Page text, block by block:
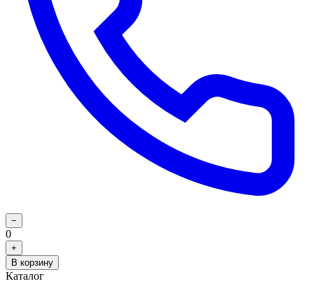
−
0
+
В корзину
Каталог